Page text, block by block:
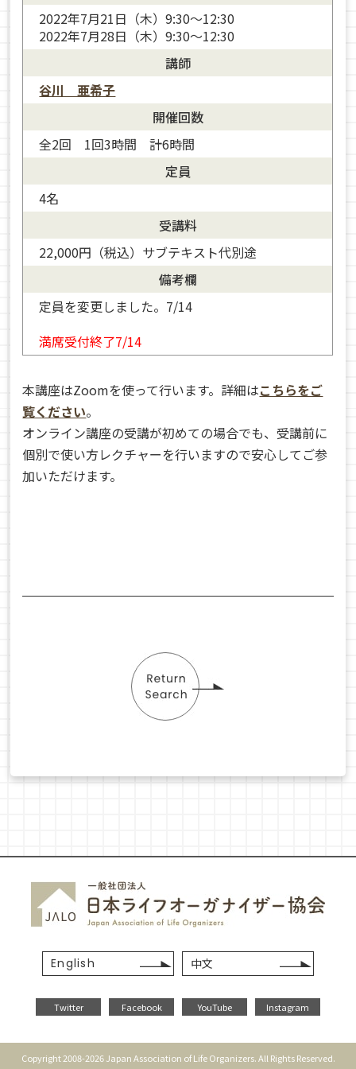
2022年7月21日（木）9:30〜12:30
2022年7月28日（木）9:30〜12:30
講師
谷川 亜希子
開催回数
全2回 1回3時間 計6時間
定員
4名
受講料
22,000円（税込）サブテキスト代別途
備考欄
定員を変更しました。7/14
満席受付終了7/14
本講座はZoomを使って行います。詳細はこちらをご
覧ください。
オンライン講座の受講が初めての場合でも、受講前に
個別で使い方レクチャーを行いますので安心してご参
加いただけます。
English 中文
Twitter Facebook YouTube Instagram
Copyright 2008-2026 Japan Association of Life Organizers. All Rights Reserved.